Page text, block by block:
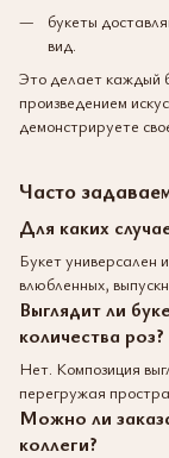
букеты
вид.
Это делает каждый
произведением
демонстрируете
Часто
Для каких
Букет универсален
влюбленных,
Выглядит ли
количества роз?
Нет. Композиция
перегружая
Можно ли
коллеги?